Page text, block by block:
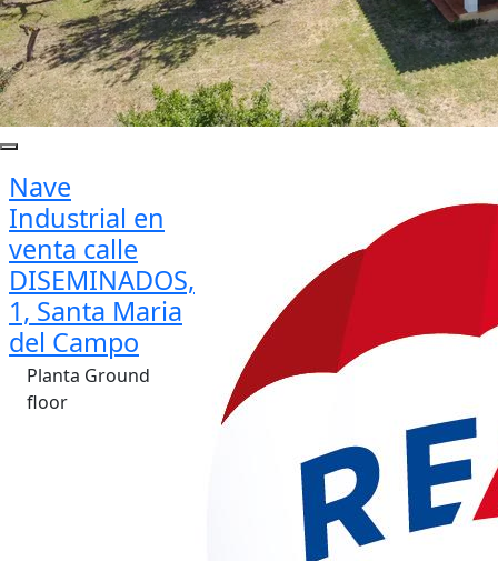
Nave
Industrial en
venta calle
DISEMINADOS,
1, Santa Maria
del Campo
Planta Ground
floor